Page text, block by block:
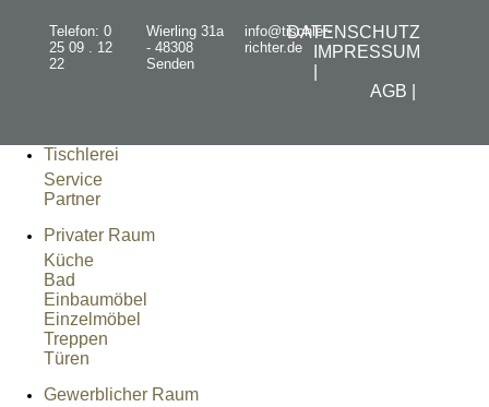
Telefon: 0
25 09 . 12
22
Wierling 31a
- 48308
Senden
info@tischler-
richter.de
DATENSCHUTZ
IMPRESSUM
AGB |
Tischlerei
Service
Partner
Privater Raum
Küche
Bad
Einbaumöbel
Einzelmöbel
Treppen
Türen
Gewerblicher Raum